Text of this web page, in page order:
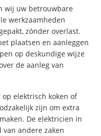
wij uw betrouwbare
werkzaamheden
zónder overlast.
plaatsen en aanleggen
op deskundige wijze
de aanleg van
elektrisch koken of
zijn om extra
De elektricien in
van andere zaken